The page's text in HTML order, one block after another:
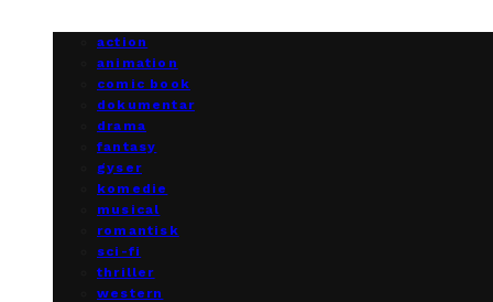
action
animation
comic book
dokumentar
drama
fantasy
gyser
komedie
musical
romantisk
sci-fi
thriller
western